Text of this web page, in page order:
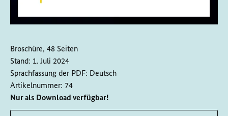
Broschüre, 48 Seiten
Stand: 1. Juli 2024
Sprachfassung der PDF: Deutsch
Artikelnummer: 74
Nur als Download verfügbar!